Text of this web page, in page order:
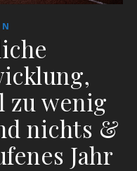
zu wenig
nichts &
Jahr